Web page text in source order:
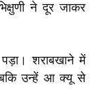
ने दूर जाकर
शराबखाने में
उन्हें आ क्यू से